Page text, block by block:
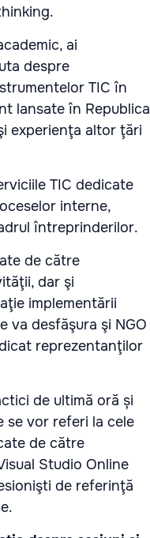
ai
despre
TIC în
lansate în Republica
experienţa altor ţări
TIC dedicate
interne,
întreprinderilor.
de către
dar şi
implementării
va desfăşura şi NGO
reprezentanţilor
de ultimă oră și
se vor referi la cele
de către
Studio Online
de referinţă